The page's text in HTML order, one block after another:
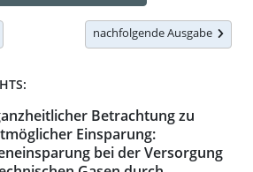
nachfolgende Ausgabe
Betrachtung zu
Einsparung:
bei der Versorgung